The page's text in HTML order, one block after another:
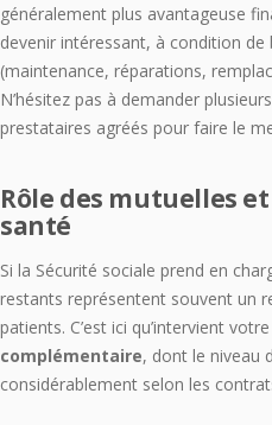
généralement plus avantageuse
devenir intéressant, à condition
(maintenance, réparations,
N’hésitez pas à demander
prestataires agréés pour faire le
Rôle des mutuelles
santé
Si la Sécurité sociale prend en
restants représentent souvent un
patients. C’est ici qu’intervient votre
complémentaire, dont le niveau
considérablement selon les